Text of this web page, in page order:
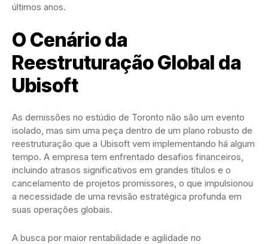
últimos anos.
O Cenário da
Reestruturação Global da
Ubisoft
As demissões no estúdio de Toronto não são um evento
isolado, mas sim uma peça dentro de um plano robusto de
reestruturação que a Ubisoft vem implementando há algum
tempo. A empresa tem enfrentado desafios financeiros,
incluindo atrasos significativos em grandes títulos e o
cancelamento de projetos promissores, o que impulsionou
a necessidade de uma revisão estratégica profunda em
suas operações globais.
A busca por maior rentabilidade e agilidade no